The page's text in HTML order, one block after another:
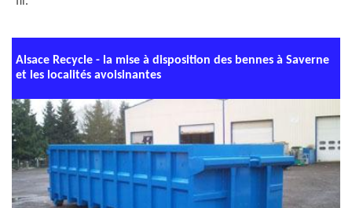
Alsace Recycle - la mise à disposition des bennes à Saverne
et les localités avoisinantes